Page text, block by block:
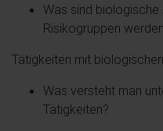
Was sind
Risikogruppen
Tätigkeiten mit
Was versteht man
Tätigkeiten?